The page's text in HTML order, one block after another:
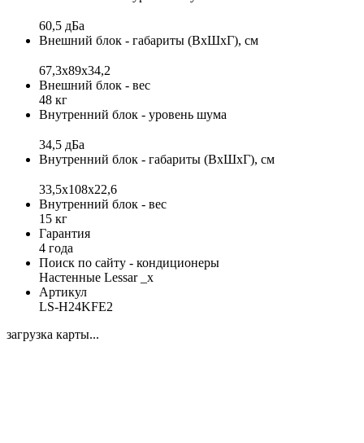
60,5 дБа
Внешний блок - габариты (ВхШхГ), см
67,3x89x34,2
Внешний блок - вес
48 кг
Внутренний блок - уровень шума
34,5 дБа
Внутренний блок - габариты (ВхШхГ), см
33,5x108x22,6
Внутренний блок - вес
15 кг
Гарантия
4 года
Поиск по сайту - кондиционеры
Настенные Lessar _x
Артикул
LS-H24KFE2
загрузка карты...